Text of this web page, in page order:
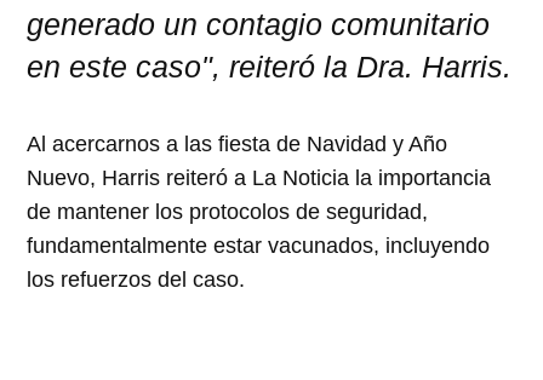
generado un contagio comunitario
en este caso", reiteróla Dra. Harris.
Al acercarnos a las fiesta de Navidad y Año
Nuevo, Harris reiteró a La Noticia la importancia
de mantener los protocolos de seguridad,
fundamentalmente estar vacunados, incluyendo
los refuerzos del caso.